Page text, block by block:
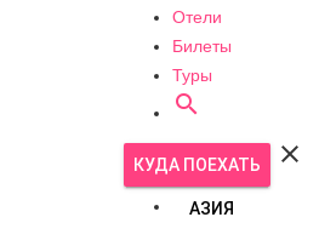
Отели
Билеты
Туры

КУДА ПОЕХАТЬ 
АЗИЯ